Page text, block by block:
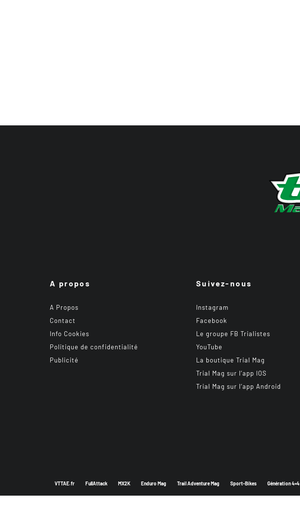
A propos
A Propos
Contact
Info Cookies
Politique de confidentialité
Publicité
Suivez-nous
Instagram
Facebook
Le groupe FB Trialistes
YouTube
La boutique Trial Mag
Trial Mag sur l’app IOS
Trial Mag sur l’app Android
VTTAE.fr FullAttack MX2K Enduro Mag Trail Adventure Mag Sport-Bikes Génération 4×4